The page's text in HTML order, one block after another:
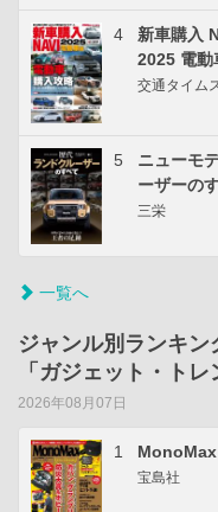
4
新車購入
2025 電動
交通タイム
5
ニューモ
ーザーの
三栄
一覧へ
ジャンル別ランキン
「ガジェット・トレ
2026年08月07日
1
宝島社